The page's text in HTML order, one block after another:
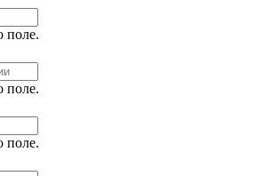
поле.
поле.
поле.